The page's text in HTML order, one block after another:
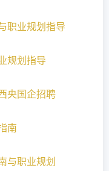
职业规划指导
规划指导
央国企招聘
南
与职业规划